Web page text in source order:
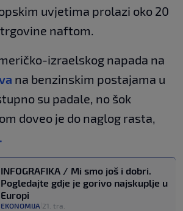
uvjetima prolazi oko 20
naftom.
izraelskog napada na
na benzinskim postajama u
su padale, no šok
doveo je do naglog rasta,
INFOGRAFIKA / Mi smo još i dobri.
Pogledajte gdje je gorivo najskuplje u
Europi
EKONOMIJA 21. tra.